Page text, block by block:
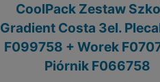
CoolPack Zestaw
Gradient Costa 3el.
F099758 + Worek
Piórnik F066758